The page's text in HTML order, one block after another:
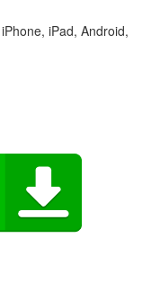
iPhone, iPad, Android,